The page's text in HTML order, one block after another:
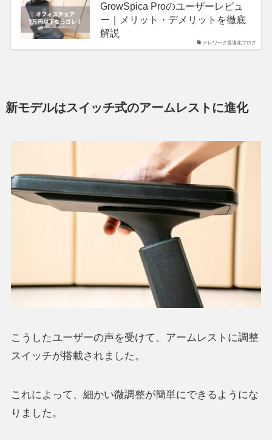
テレワーク最適化ブログ
GrowSpica Proのユーザーレビュ
ー｜メリット・デメリットを徹底
解説
新モデルはスイッチ式のアームレストに進化
こうしたユーザーの声を受けて、アームレストに調整
スイッチが搭載されました。
これによって、細かい微調整が簡単にできるようにな
りました。